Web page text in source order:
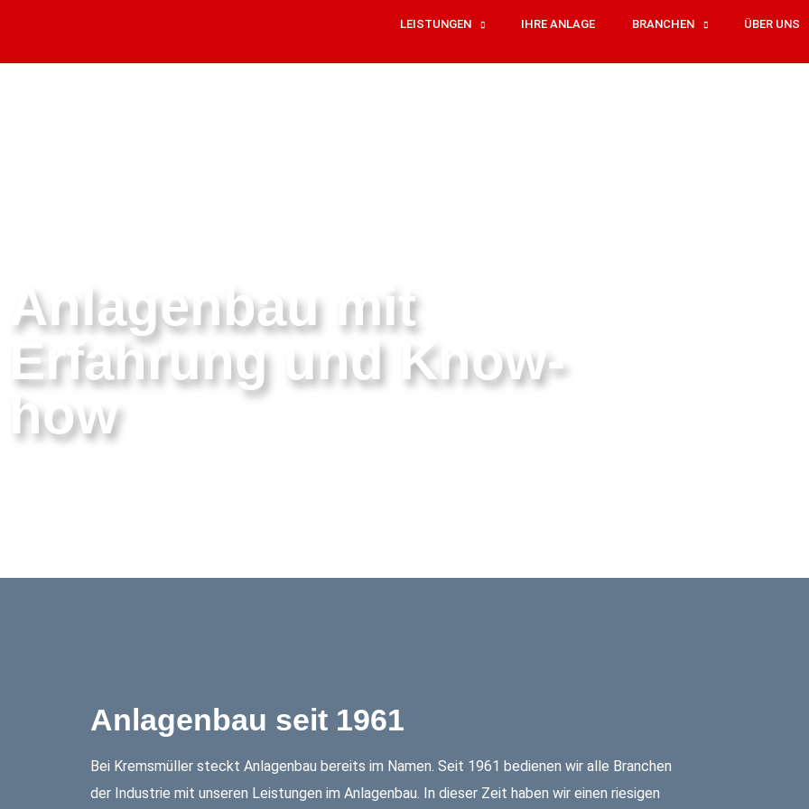
LEISTUNGEN IHRE ANLAGE BRANCHEN ÜBER UNS
Anlagenbau mit
Erfahrung und Know-
how
Anlagenbau seit 1961
Bei Kremsmüller steckt Anlagenbau bereits im Namen. Seit 1961 bedienen wir alle Branchen
der Industrie mit unseren Leistungen im Anlagenbau. In dieser Zeit haben wir einen riesigen